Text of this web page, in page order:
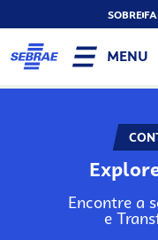
SOBRE
MENU
Encontre a
e